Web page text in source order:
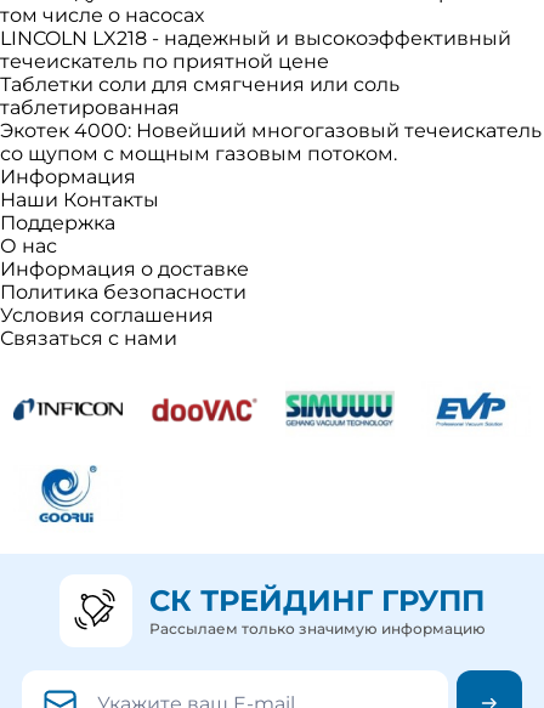
том числе о насосах
LINCOLN LX218 - надежный и высокоэффективный
течеискатель по приятной цене
Таблетки соли для смягчения или соль
таблетированная
Экотек 4000: Новейший многогазовый течеискатель
со щупом с мощным газовым потоком.
Информация
Наши Контакты
Поддержка
О нас
Информация о доставке
Политика безопасности
Условия соглашения
Связаться с нами
СК ТРЕЙДИНГ ГРУПП
Рассылаем только значимую информацию